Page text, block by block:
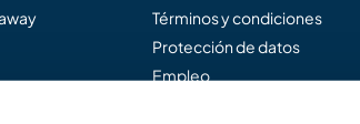
Términos y condiciones
Protección de datos
Empleo